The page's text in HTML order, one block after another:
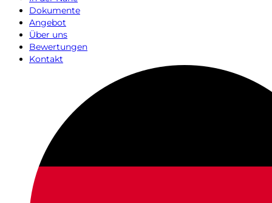
Dokumente
Angebot
Über uns
Bewertungen
Kontakt